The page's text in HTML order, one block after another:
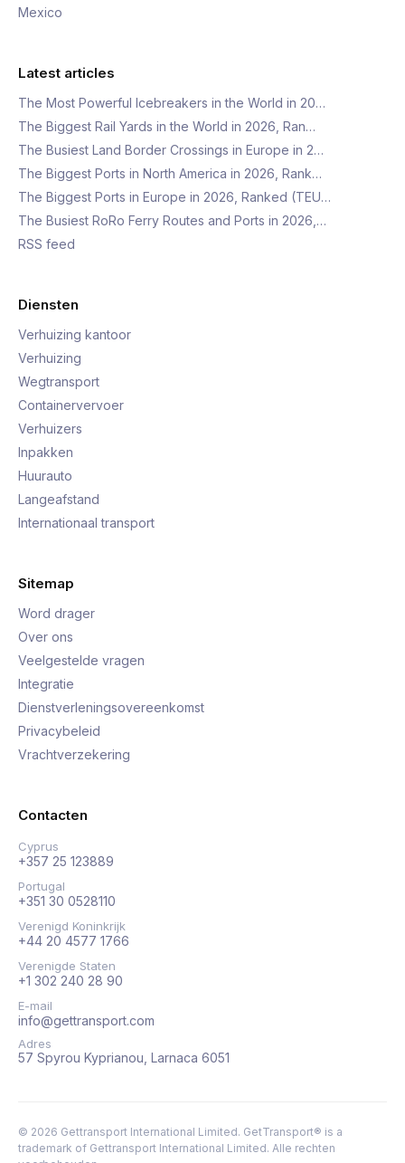
Mexico
Latest articles
The Most Powerful Icebreakers in the World in 20…
The Biggest Rail Yards in the World in 2026, Ran…
The Busiest Land Border Crossings in Europe in 2…
The Biggest Ports in North America in 2026, Rank…
The Biggest Ports in Europe in 2026, Ranked (TEU…
The Busiest RoRo Ferry Routes and Ports in 2026,…
RSS feed
Diensten
Verhuizing kantoor
Verhuizing
Wegtransport
Containervervoer
Verhuizers
Inpakken
Huurauto
Langeafstand
Internationaal transport
Sitemap
Word drager
Over ons
Veelgestelde vragen
Integratie
Dienstverleningsovereenkomst
Privacybeleid
Vrachtverzekering
Contacten
Cyprus
+357 25 123889
Portugal
+351 30 0528110
Verenigd Koninkrijk
+44 20 4577 1766
Verenigde Staten
+1 302 240 28 90
E-mail
info@gettransport.com
Adres
57 Spyrou Kyprianou, Larnaca 6051
© 2026 Gettransport International Limited. GetTransport® is a
trademark of Gettransport International Limited. Alle rechten